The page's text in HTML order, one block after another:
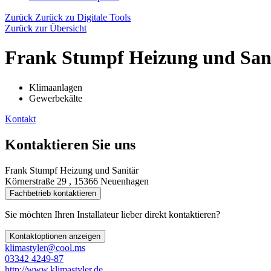
Zurück Zurück zu Digitale Tools
Zurück zur Übersicht
Frank Stumpf Heizung und
Klimaanlagen
Gewerbekälte
Kontakt
Kontaktieren Sie uns
Frank Stumpf Heizung und Sanitär
Körnerstraße 29 , 15366 Neuenhagen
Fachbetrieb kontaktieren
Sie möchten Ihren Installateur lieber direkt kontaktieren?
Kontaktoptionen anzeigen
klimastyler@cool.ms
03342 4249-87